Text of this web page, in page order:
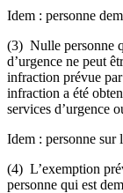
Idem : personne
(3) Nulle personne
d’urgence ne peut
infraction prévue
infraction a été
services d’urgence
Idem : personne sur
(4) L’exemption
personne qui est